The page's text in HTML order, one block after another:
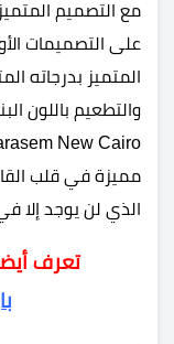
مع التصميم
على التصميمات
المتميز بدرجاته
والتطعيم باللون
مميزة في قلب
الذي لن يوجد إلا
تعرف